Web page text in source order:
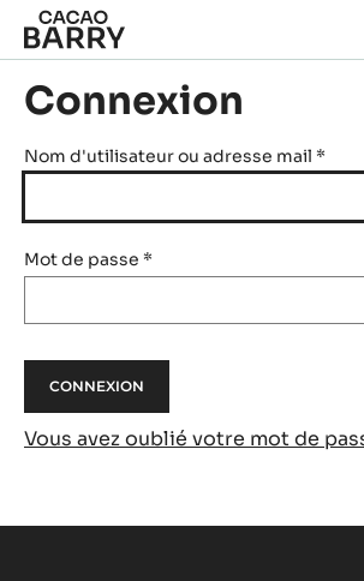
Skip to main content
Connexion
Nom d'utilisateur ou adresse mail *
Mot de passe *
Vous avez oublié votre mot de